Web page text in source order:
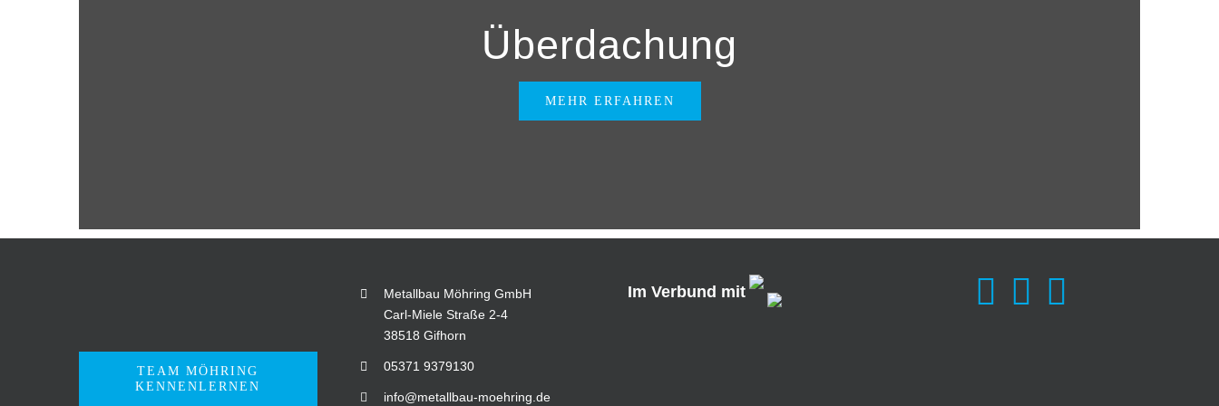
Überdachung
MEHR ERFAHREN
TEAM MÖHRING
KENNENLERNEN
Metallbau Möhring GmbH
Carl-Miele Straße 2-4
38518 Gifhorn
05371 9379130
info@metallbau-moehring.de
Im Verbund mit